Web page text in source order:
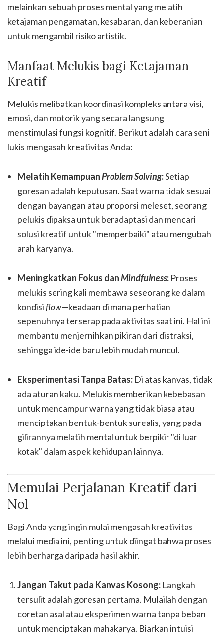
melainkan sebuah proses mental yang melatih
ketajaman pengamatan, kesabaran, dan keberanian
untuk mengambil risiko artistik.
Manfaat Melukis bagi Ketajaman
Kreatif
Melukis melibatkan koordinasi kompleks antara visi,
emosi, dan motorik yang secara langsung
menstimulasi fungsi kognitif. Berikut adalah cara seni
lukis mengasah kreativitas Anda:
Melatih KemampuanProblem Solving:Setiap
goresan adalah keputusan. Saat warna tidak sesuai
dengan bayangan atau proporsi meleset, seorang
pelukis dipaksa untuk beradaptasi dan mencari
solusi kreatif untuk "memperbaiki" atau mengubah
arah karyanya.
Meningkatkan Fokus danMindfulness: Proses
melukis sering kali membawa seseorang ke dalam
kondisiflow—keadaan di mana perhatian
sepenuhnya terserap pada aktivitas saat ini. Hal ini
membantu menjernihkan pikiran dari distraksi,
sehingga ide-ide baru lebih mudah muncul.
Eksperimentasi Tanpa Batas: Di atas kanvas, tidak
ada aturan kaku. Melukis memberikan kebebasan
untuk mencampur warna yang tidak biasa atau
menciptakan bentuk-bentuk surealis, yang pada
gilirannya melatih mental untuk berpikir "di luar
kotak" dalam aspek kehidupan lainnya.
Memulai Perjalanan Kreatif dari
Nol
Bagi Anda yang ingin mulai mengasah kreativitas
melalui media ini, penting untuk diingat bahwa proses
lebih berharga daripada hasil akhir.
Jangan Takut pada Kanvas Kosong: Langkah
tersulit adalah goresan pertama. Mulailah dengan
coretan asal atau eksperimen warna tanpa beban
untuk menciptakan mahakarya. Biarkan intuisi